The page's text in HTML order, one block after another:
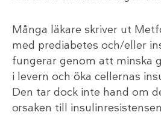
Många läkare skriver ut
med prediabetes och/eller
fungerar genom att minska
i levern och öka cellernas
Den tar dock inte hand om
orsaken till